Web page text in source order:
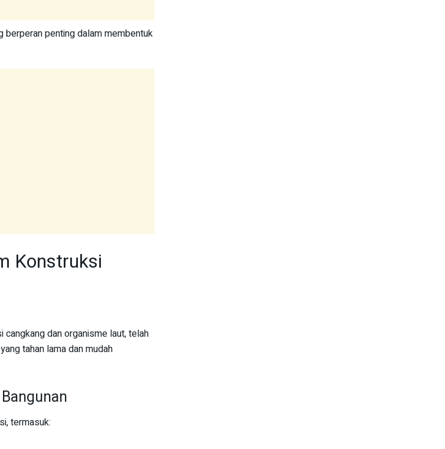
berperan penting dalam membentuk
Konstruksi
cangkang dan organisme laut, telah
tahan lama dan mudah
termasuk: